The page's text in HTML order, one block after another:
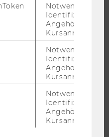
EXCHANGE STUDIERENDE
Notwendig zur
Identifizierung
Angehörige/r für
Kursanmeldung.
Notwendig zur
Identifizierung
Angehörige/r für
Kursanmeldung.
Notwendig zur
Identifizierung
Angehörige/r für
Kursanmeldung.